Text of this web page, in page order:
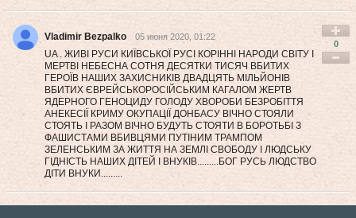
Vladimir Bezpalko 05 июня 2020, 01:22
UA . ЖИВІ РУСИ КИЇВСЬКОЇ РУСІ КОРІННІ НАРОДИ СВІТУ І
МЕРТВІ НЕБЕСНА СОТНЯ ДЕСЯТКИ ТИСЯЧ ВБИТИХ
ГЕРОЇВ НАШИХ ЗАХИСНИКІВ ДВАДЦЯТЬ МІЛЬЙОНІВ
ВБИТИХ ЄВРЕЙСЬКОРОСІЙСЬКИМ КАГАЛОМ ЖЕРТВ
ЯДЕРНОГО ГЕНОЦИДУ ГОЛОДУ ХВОРОБИ БЕЗРОБІТТЯ
АНЕКЕСІЇ КРИМУ ОКУПАЦІЇ ДОНБАСУ ВІЧНО СТОЯЛИ
СТОЯТЬ І РАЗОМ ВІЧНО БУДУТЬ СТОЯТИ В БОРОТЬБІ З
ФАШИСТАМИ ВБИВЦЯМИ ПУТІНИМ ТРАМПОМ
ЗЕЛЕНСЬКИМ ЗА ЖИТТЯ НА ЗЕМЛІ СВОБОДУ І ЛЮДСЬКУ
ГІДНІСТЬ НАШИХ ДІТЕЙ І ВНУКІВ.........БОГ РУСЬ ЛЮДСТВО
ДІТИ ВНУКИ.........
0